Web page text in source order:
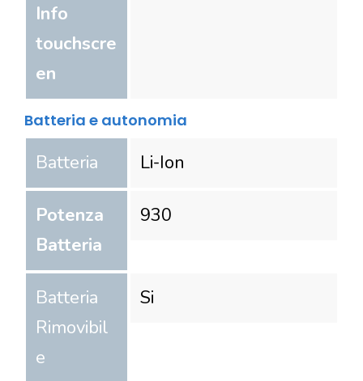
Info
touchscre
en
Batteria e autonomia
Batteria Li-Ion
Potenza
Batteria
930
Batteria
Rimovibil
e
Si